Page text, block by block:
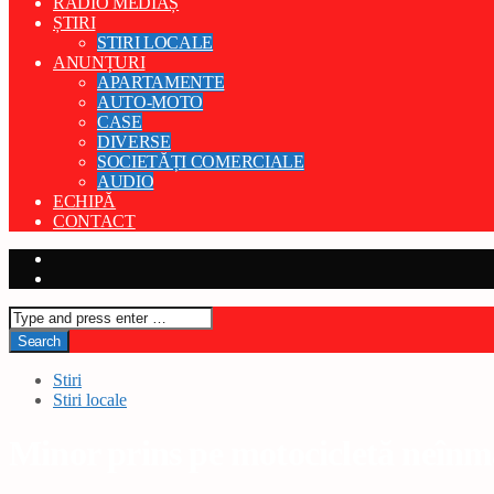
ȘTIRI
STIRI LOCALE
ANUNȚURI
APARTAMENTE
AUTO-MOTO
CASE
DIVERSE
SOCIETĂȚI COMERCIALE
AUDIO
ECHIPĂ
CONTACT
Stiri
Stiri locale